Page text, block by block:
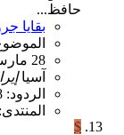
حافظ...
بقايا
28 مارس 2009
آسيا
الردود: 8
المنتدى:
$